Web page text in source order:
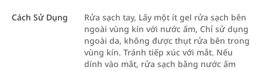
Cách Sử Dụng
Rửa sạch tay, Lấy một ít gel rửa sạch bên
ngoài vùng kín với nước ấm, Chỉ sử dụng
ngoài da, không được thụt rửa bên trong
vùng kín. Tránh tiếp xúc với mắt. Nếu
dính vào mắt, rửa sạch bằng nước ấm